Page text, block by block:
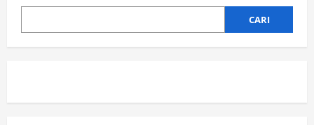
CARI